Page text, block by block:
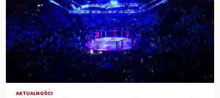
AKTUALNOŚCI